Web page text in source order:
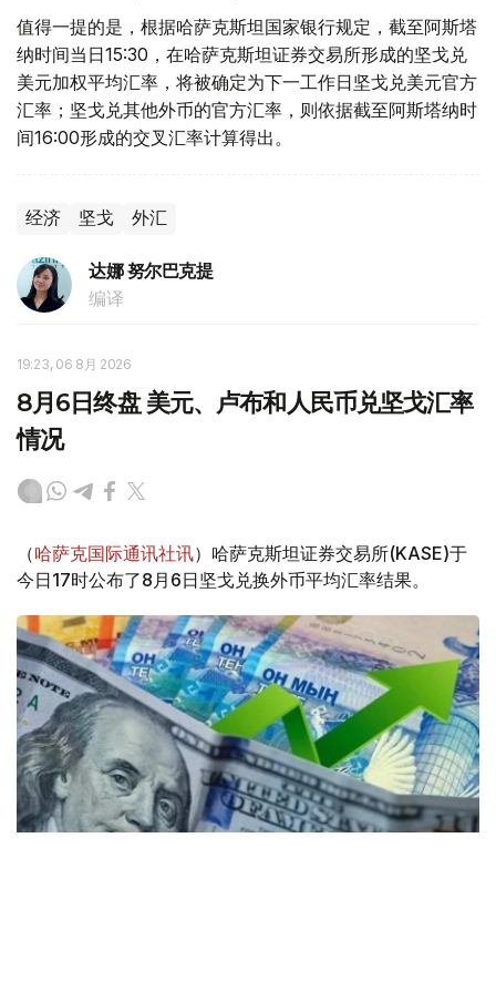
值得一提的是，根据哈萨克斯坦国家银行规定，截至阿斯塔
纳时间当日15:30，在哈萨克斯坦证券交易所形成的坚戈兑
美元加权平均汇率，将被确定为下一工作日坚戈兑美元官方
汇率；坚戈兑其他外币的官方汇率，则依据截至阿斯塔纳时
间16:00形成的交叉汇率计算得出。
经济 坚戈 外汇
达娜 努尔巴克提
编译
19:23, 06 8月 2026
8月6日终盘 美元、卢布和人民币兑坚戈汇率
情况
（哈萨克国际通讯社讯）哈萨克斯坦证券交易所(KASE)于
今日17时公布了8月6日坚戈兑换外币平均汇率结果。